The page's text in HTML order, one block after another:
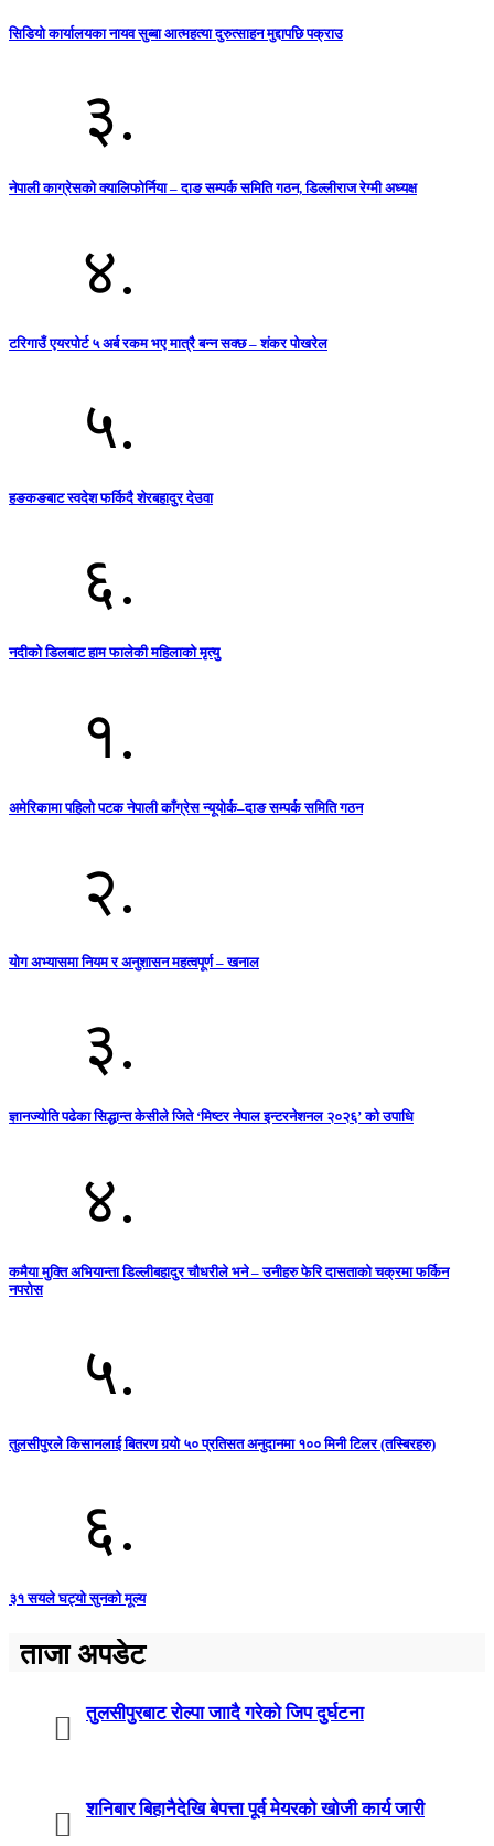
सिडियो कार्यालयका नायव सुब्बा आत्महत्या दुरुत्साहन मुद्दापछि पक्राउ
३.
नेपाली काग्रेसको क्यालिफोर्निया – दाङ सम्पर्क समिति गठन, डिल्लीराज रेग्मी अध्यक्ष
४.
टरिगाउँ एयरपोर्ट ५ अर्ब रकम भए मात्रै बन्न सक्छ – शंकर पोखरेल
५.
हङकङबाट स्वदेश फर्किदै शेरबहादुर देउवा
६.
नदीको डिलबाट हाम फालेकी महिलाको मृत्यु
१.
अमेरिकामा पहिलो पटक नेपाली काँग्रेस न्यूयोर्क–दाङ सम्पर्क समिति गठन
२.
योग अभ्यासमा नियम र अनुशासन महत्वपूर्ण – खनाल
३.
ज्ञानज्योति पढेका सिद्धान्त केसीले जिते ‘मिष्टर नेपाल इन्टरनेशनल २०२६’ को उपाधि
४.
कमैया मुक्ति अभियान्ता डिल्लीबहादुर चौधरीले भने – उनीहरु फेरि दासताको चक्रमा फर्किन
नपरोस
५.
तुलसीपुरले किसानलाई बितरण गर्‍यो ५० प्रतिसत अनुदानमा १०० मिनी टिलर (तस्बिरहरु)
६.
३१ सयले घट्यो सुनको मूल्य
ताजा अपडेट
तुलसीपुरबाट रोल्पा जाादै गरेको जिप दुर्घटना
शनिबार बिहानैदेखि बेपत्ता पूर्व मेयरको खोजी कार्य जारी